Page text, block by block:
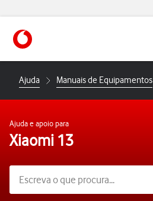
https://www.vodafone.pt
Ajuda Manuais de Equipamentos
Ajuda e apoio para
Xiaomi 13